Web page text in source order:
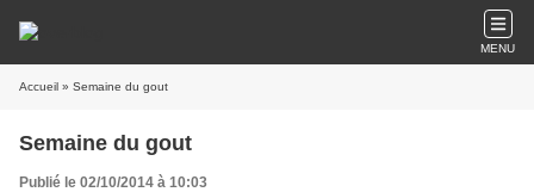
MENU
Accueil » Semaine du gout
Semaine du gout
Publié le 02/10/2014 à 10:03